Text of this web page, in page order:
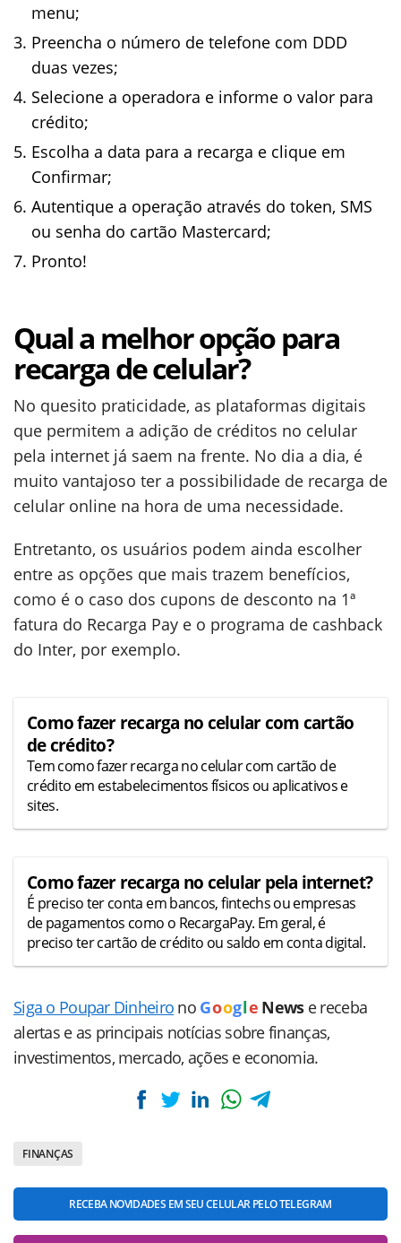
menu;
Preencha o número de telefone com DDD
duas vezes;
Selecione a operadora e informe o valor para
crédito;
Escolha a data para a recarga e clique em
Confirmar;
Autentique a operação através do token, SMS
ou senha do cartão Mastercard;
Pronto!
Qual a melhor opção para
recarga de celular?
No quesito praticidade, as plataformas digitais
que permitem a adição de créditos no celular
pela internet já saem na frente. No dia a dia, é
muito vantajoso ter a possibilidade de recarga de
celular online na hora de uma necessidade.
Entretanto, os usuários podem ainda escolher
entre as opções que mais trazem benefícios,
como é o caso dos cupons de desconto na 1ª
fatura do Recarga Pay e o programa de cashback
do Inter, por exemplo.
Como fazer recarga no celular com cartão
de crédito?
Tem como fazer recarga no celular com cartão de
crédito em estabelecimentos físicos ou aplicativos e
sites.
Como fazer recarga no celular pela internet?
É preciso ter conta em bancos, fintechs ou empresas
de pagamentos como o RecargaPay. Em geral, é
preciso ter cartão de crédito ou saldo em conta digital.
Siga o Poupar Dinheiro no Goog le News e receba
alertas e as principais notícias sobre finanças,
investimentos, mercado, ações e economia.
FINANÇAS
RECEBA NOVIDADES EM SEU CELULAR PELO TELEGRAM